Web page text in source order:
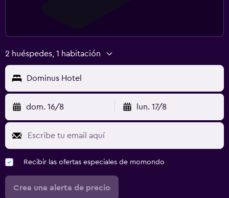
2 huéspedes, 1 habitación
Dominus Hotel
dom. 16/8 lun. 17/8
Recibir las ofertas especiales de momondo
Crea una alerta de precio